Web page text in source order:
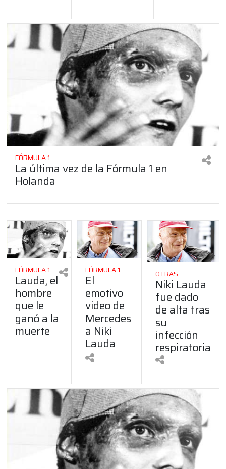
FÓRMULA 1
La última vez de la Fórmula 1 en
Holanda
FÓRMULA 1
Lauda, el
hombre
que le
ganó a la
muerte
FÓRMULA 1
El
emotivo
video de
Mercedes
a Niki
Lauda
OTRAS
Niki Lauda
fue dado
de alta tras
su
infección
respiratoria